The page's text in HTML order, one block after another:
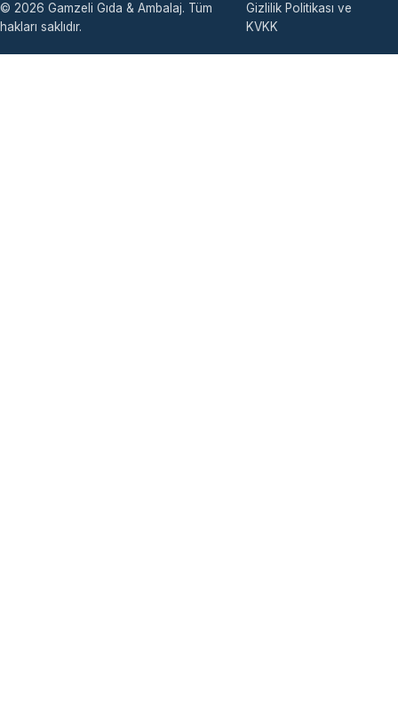
© 2026 Gamzeli Gıda & Ambalaj. Tüm
hakları saklıdır.
Gizlilik Politikası ve
KVKK